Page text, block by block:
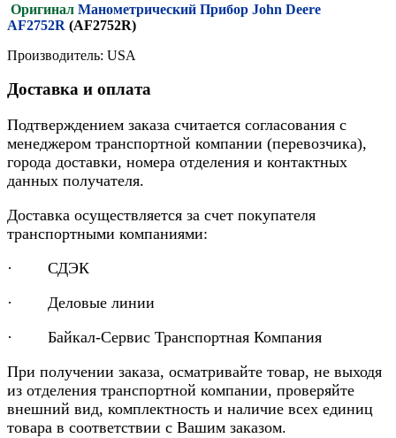
Оригинал Манометрический Прибор John Deere
AF2752R (AF2752R)
Производитель: USA
Доставка и оплата
Подтверждением заказа считается согласования с
менеджером транспортной компании (перевозчика),
города доставки, номера отделения и контактных
данных получателя.
Доставка осуществляется за счет покупателя
транспортными компаниями:
· СДЭК
· Деловые линии
· Байкал-Сервис Транспортная Компания
При получении заказа, осматривайте товар, не выходя
из отделения транспортной компании, проверяйте
внешний вид, комплектность и наличие всех единиц
товара в соответствии с Вашим заказом.